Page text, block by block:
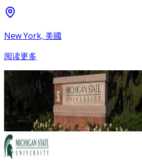
New York, 美國
阅读更多